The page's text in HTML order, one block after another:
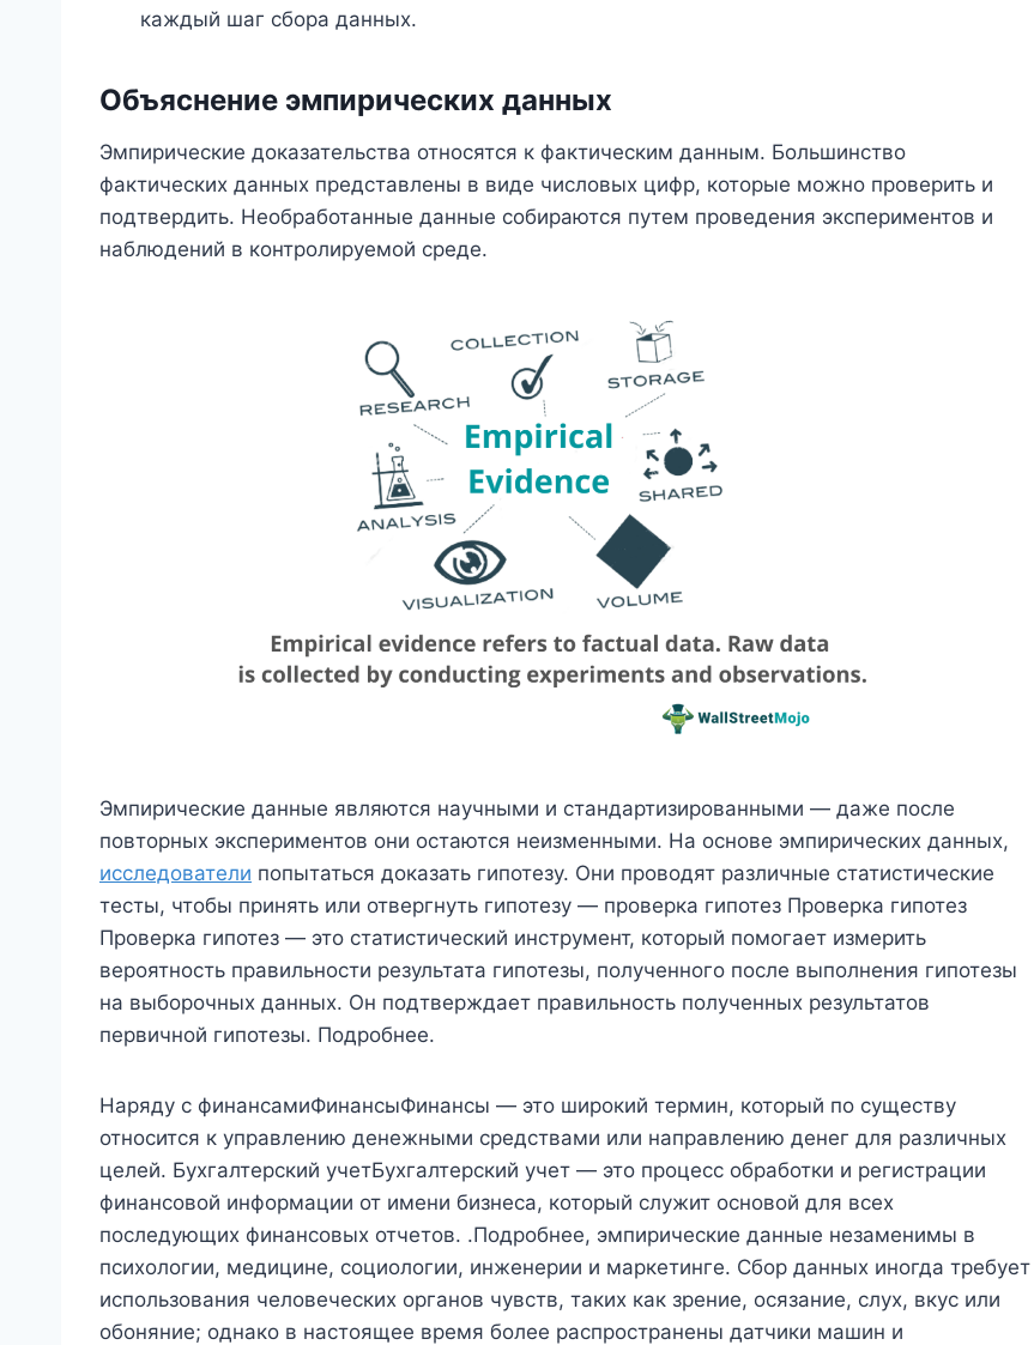
каждый шаг сбора данных.
Объяснение эмпирических данных
Эмпирические доказательства относятся к фактическим данным. Большинство
фактических данных представлены в виде числовых цифр, которые можно проверить и
подтвердить. Необработанные данные собираются путем проведения экспериментов и
наблюдений в контролируемой среде.
Эмпирические данные являются научными и стандартизированными — даже после
повторных экспериментов они остаются неизменными. На основе эмпирических данных,
исследователи попытаться доказать гипотезу. Они проводят различные статистические
тесты, чтобы принять или отвергнуть гипотезу — проверка гипотез Проверка гипотез
Проверка гипотез — это статистический инструмент, который помогает измерить
вероятность правильности результата гипотезы, полученного после выполнения гипотезы
на выборочных данных. Он подтверждает правильность полученных результатов
первичной гипотезы. Подробнее.
Наряду с финансамиФинансыФинансы — это широкий термин, который по существу
относится к управлению денежными средствами или направлению денег для различных
целей. Бухгалтерский учетБухгалтерский учет — это процесс обработки и регистрации
финансовой информации от имени бизнеса, который служит основой для всех
последующих финансовых отчетов. .Подробнее, эмпирические данные незаменимы в
психологии, медицине, социологии, инженерии и маркетинге. Сбор данных иногда требует
использования человеческих органов чувств, таких как зрение, осязание, слух, вкус или
обоняние; однако в настоящее время более распространены датчики машин и